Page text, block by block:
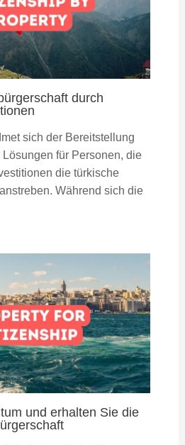
durch
sich der Bereitstellung
für Personen, die
die türkische
Während sich die
und erhalten Sie die